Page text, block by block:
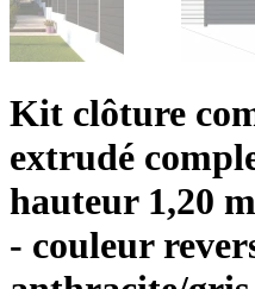
Kit clôture
extrudé
hauteur 1,20
- couleur